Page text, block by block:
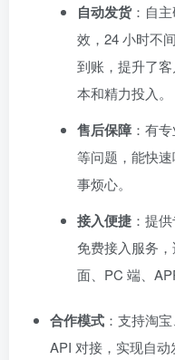
自动发货：自
效，24 小时不
到账，提升了
本和精力投入。
售后保障 ：有
等问题，能快
事烦心。
接入便捷 ：提
免费接入服务
面、PC 端、
合作模式 ：支持淘
API 对接，实现自